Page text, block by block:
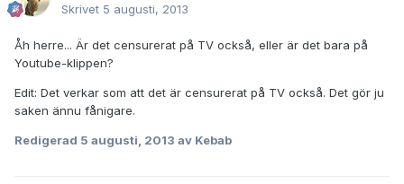
Skrivet 5 augusti, 2013
Åh herre... Är det censurerat på TV också, eller är det bara på
Youtube-klippen?
Edit: Det verkar som att det är censurerat på TV också. Det gör ju
saken ännu fånigare.
Redigerad 5 augusti, 2013 av Kebab